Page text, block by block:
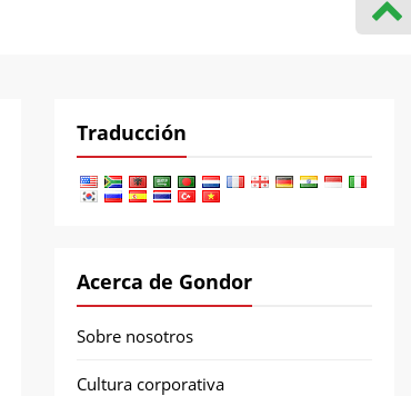
Traducción
Acerca de Gondor
Sobre nosotros
Cultura corporativa